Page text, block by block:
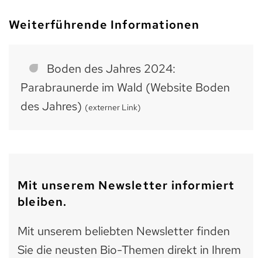
Weiterführende Informationen
Boden des Jahres 2024:
Parabraunerde im Wald (Website Boden
des Jahres) (externer Link)
Mit unserem Newsletter informiert
bleiben.
Mit unserem beliebten Newsletter finden
Sie die neusten Bio-Themen direkt in Ihrem